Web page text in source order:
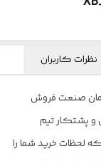
نظرات کاربران
صنعت فروش
و پشتکار تیم
لحظات خرید شما را